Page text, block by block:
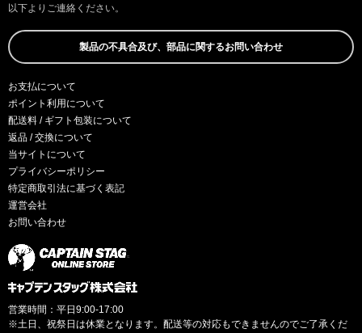
以下よりご連絡ください。
製品の不具合及び、部品に関するお問い合わせ
お支払について
ポイント利用について
配送料 / ギフト包装について
返品 / 交換について
当サイトについて
プライバシーポリシー
特定商取引法に基づく表記
運営会社
お問い合わせ
営業時間：平日9:00-17:00
※土日、祝祭日は休業となります。配送等の対応もできませんのでご了承くだ